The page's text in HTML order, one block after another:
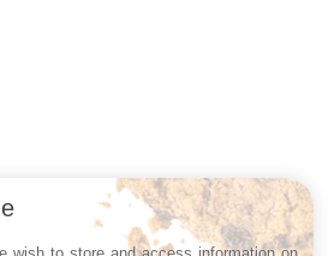
wish to store and access information on